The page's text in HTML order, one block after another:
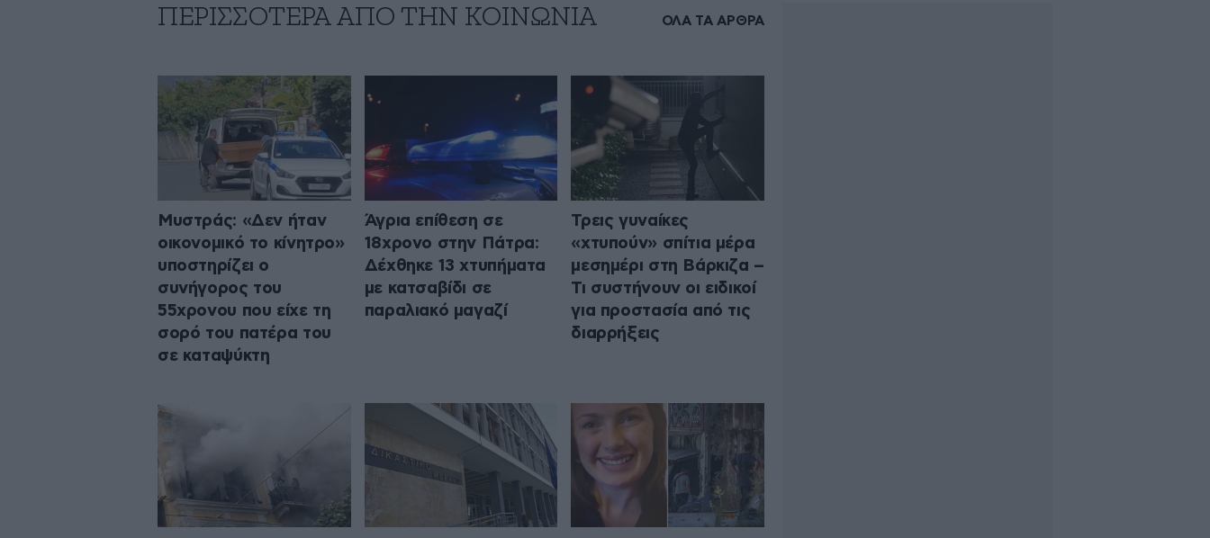
ΠΕΡΙΣΣΟΤΕΡΑ ΑΠΟ ΤΗΝ ΚΟΙΝΩΝΙΑ ΟΛΑ ΤΑ ΑΡΘΡΑ
Μυστράς: «Δεν ήταν
οικονομικό το κίνητρο»
υποστηρίζει ο
συνήγορος του
55χρονου που είχε τη
σορό του πατέρα του
σε καταψύκτη
Άγρια επίθεση σε
18χρονο στην Πάτρα:
Δέχθηκε 13 χτυπήματα
με κατσαβίδι σε
παραλιακό μαγαζί
Τρεις γυναίκες
«χτυπούν» σπίτια μέρα
μεσημέρι στη Βάρκιζα –
Τι συστήνουν οι ειδικοί
για προστασία από τις
διαρρήξεις